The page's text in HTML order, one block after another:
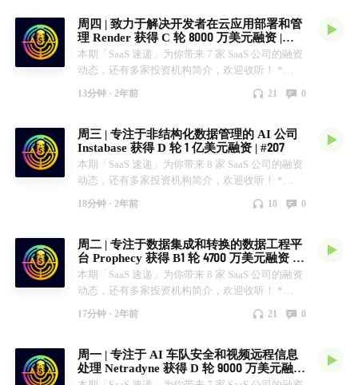
从业者们深入探讨。 你也可以在微信上搜索
「SaaS 速递」公众号。 幕后制作 AI + TTS 加持
Vertice 获得 C 轮 4790 万欧元。 * Teal Labs 获得
A 轮 750 万美元。 * Engyon 获得种子轮 100 万欧
元。 加入我们 你可以在知识星球上搜索「SaaS 速
递」，在这里你将可以与我们和其他 SaaS 行业的
从业者们深入探讨。 你也可以在微信上搜索
「SaaS 速递」公众号。 幕后制作 AI + TTS 加持
周四 | 致力于解决开发者在云应用部署和管
理 Render 获得 C 轮 8000 万美元融资 |
#208
本期「SaaS 速递」为你带来 7 家 SaaS 公司的融资
动态，还有多家投资机构简介，欢迎收听！ *
获得 B 轮 3000 万美元。 * Package.ai 获得 A 轮
美元。 * Zynap 获得种子轮 570 万欧元。 *
Vivident 获得种子轮 150 万美元。 * Qumis 获得早
期种子轮 220 万美元。 加入我们 你可以在知识星
球上搜索「SaaS 速递」，在这里你将可以与我们
和其他 SaaS 行业的从业者们深入探讨。 你也可以
在微信上搜索「SaaS 速递」公众号。 幕后制作 AI
13分钟 · 2年前 21 0
周三 | 专注于非结构化数据管理的 AI 公司
Instabase 获得 D 轮 1 亿美元融资 | #207
本期「SaaS 速递」为你带来 8 家 SaaS 公司的融资
动态，还有多家投资机构简介，欢迎收听！ *
得种子轮 110 万欧元。 * Instabase 获得 D 轮 1 亿
元。 * Fusebox 获得 260 万欧元。 * ProcureYard
获得种子轮 172 万美元。 * MailMoo 获得早期种
子轮 30 万欧元。 * Quantifind 获得 2200 万美元。
加入我们 你可以在知识星球上搜索「SaaS 速
递」，在这里你将可以与我们和其他 SaaS 行业的
18分钟 · 2年前 18 0
周二 | 专注于数据集成和转换的数据工程平
台 Prophecy 获得 B1 轮 4700 万美元融资 |
#206
本期「SaaS 速递」为你带来 8 家 SaaS 公司的融资
动态，还有多家投资机构简介，欢迎收听！ *
200 万美元。 * Lyteflo 获得种子轮 300 万美元。 *
AI 获得种子扩展轮 500 万美元。 * Meterly SAS 获
得种子扩展轮 1000 万美元。 * Teammates.ai 获得
17分钟 · 2年前 21 0
周一 | 专注于 AI 车队安全和视频远程信息
处理 Netradyne 获得 D 轮 9000 万美元融资
| #205